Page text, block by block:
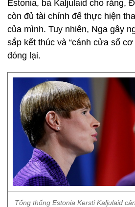
Estonia, bà Kaljulaid cho rằng,
còn đủ tài chính để thực hiện
của mình. Tuy nhiên, Nga gây
sắp kết thúc và “cánh cửa sổ cơ
đóng lại.
Tổng thống Estonia Kersti Kaljulaid